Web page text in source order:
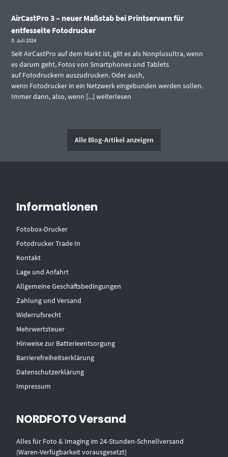
AirCastPro 3 – neuer Maßstab bei Printservern für
entfesselte Fotodrucker
5. Juli 2024
Seit AirCastPro auf dem Markt ist, gilt es als Nonplusultra, wenn
es darum geht, Fotos von Smartphones und Tablets
auf Fotodruckern auszudrucken. Oder auch,
wenn Fotodrucker in ein Netzwerk eingebunden werden sollen.
Immer dann, also, wenn [...]weiterlesen
Alle Blog-Artikel anzeigen
Informationen
Fotobox-Drucker
Fotodrucker Trade In
Kontakt
Lage und Anfahrt
Allgemeine Geschäftsbedingungen
Zahlung und Versand
Widerrufsrecht
Mehrwertsteuer
Hinweise zur Batterieentsorgung
Barrierefreiheitserklärung
Datenschutzerklärung
Impressum
NORDFOTO Versand
Alles für Foto & Imaging im 24-Stunden-Schnellversand
(Waren-Verfügbarkeit vorausgesetzt)